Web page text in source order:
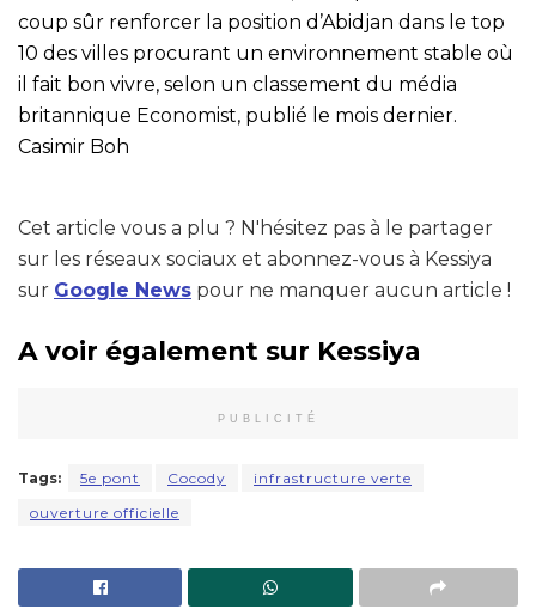
coup sûr renforcer la position d’Abidjan dans le top
10 des villes procurant un environnement stable où
il fait bon vivre, selon un classement du média
britannique Economist, publié le mois dernier.
Casimir Boh
Cet article vous a plu ? N'hésitez pas à le partager
sur les réseaux sociaux et abonnez-vous à Kessiya
sur Google News pour ne manquer aucun article !
A voir également sur Kessiya
PUBLICITÉ
Tags: 5e pont Cocody
infrastructure verte
ouverture officielle